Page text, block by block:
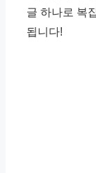
글 하나로 복
됩니다!